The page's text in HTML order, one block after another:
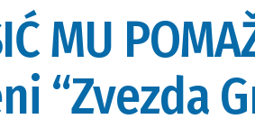
MU
“Zvezda